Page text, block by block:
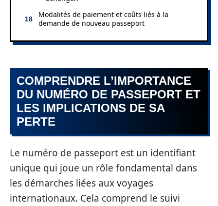
Modalités de paiement et coûts liés à la
demande de nouveau passeport
COMPRENDRE L’IMPORTANCE
DU NUMÉRO DE PASSEPORT ET
LES IMPLICATIONS DE SA
PERTE
Le numéro de passeport est un identifiant
unique qui joue un rôle fondamental dans
les démarches liées aux voyages
internationaux. Cela comprend le suivi